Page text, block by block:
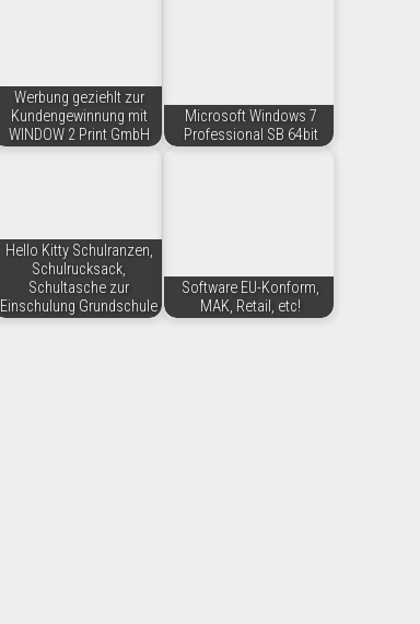
Werbung geziehlt zur
Kundengewinnung mit
WINDOW 2 Print GmbH
Microsoft Windows 7
Professional SB 64bit
Hello Kitty Schulranzen,
Schulrucksack,
Schultasche zur
Einschulung Grundschule
Software EU-Konform,
MAK, Retail, etc!